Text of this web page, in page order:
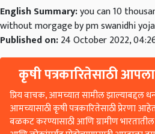
English Summary:you can 10
without morgage by pm swanidhi
Published on:24 October 2022,
कृषी पत्रकारितेसाठी आपला
प्रिय वाचक, आमच्यात सामील झाल्याबद्दल
आमच्यासाठी कृषी पत्रकारितेसाठी प्रेरणा
बळकट करण्यासाठी आणि ग्रामीण